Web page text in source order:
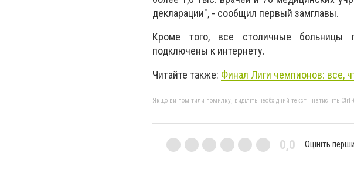
декларации", - сообщил первый замглавы.
Кроме того, все столичные больницы
подключены к интернету.
Читайте также: Финал Лиги чемпионов: все,
Якщо ви помітили помилку, виділіть необхідний текст і натисніть
0,0 Оцініть